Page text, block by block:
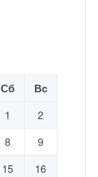
Сб Вс
1
2
8
9
15
16